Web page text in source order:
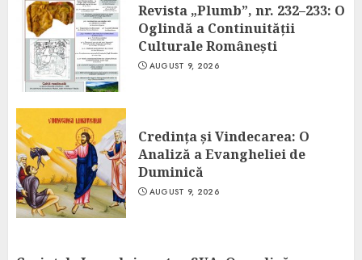
Revista „Plumb”, nr. 232–233: O
Oglindă a Continuității
Culturale Românești
AUGUST 9, 2026
Credința și Vindecarea: O
Analiză a Evangheliei de
Duminică
AUGUST 9, 2026